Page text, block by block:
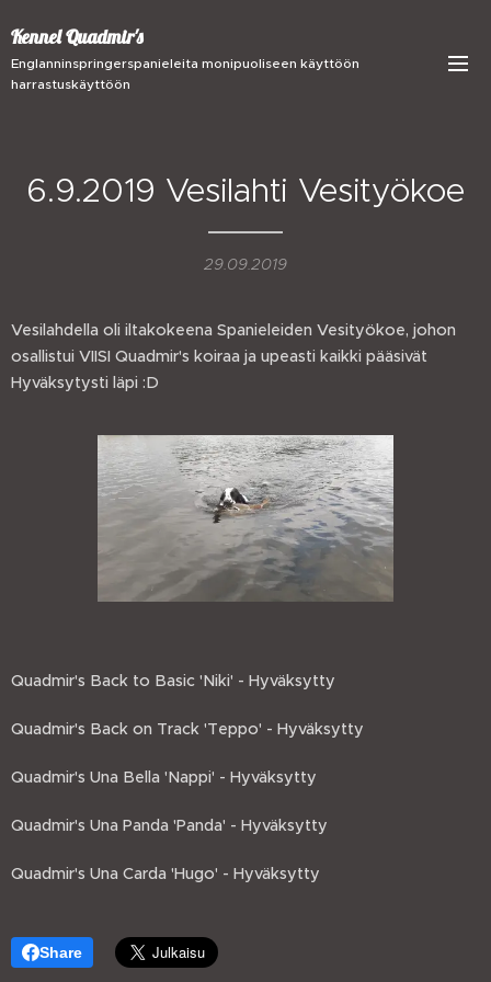
Kennel Quadmir's
Englanninspringerspanieleita monipuoliseen käyttöön
harrastuskäyttöön
6.9.2019 Vesilahti Vesityökoe
29.09.2019
Vesilahdella oli iltakokeena Spanieleiden Vesityökoe, johon
osallistui VIISI Quadmir's koiraa ja upeasti kaikki pääsivät
Hyväksytysti läpi :D
Quadmir's Back to Basic 'Niki' - Hyväksytty
Quadmir's Back on Track 'Teppo' - Hyväksytty
Quadmir's Una Bella 'Nappi' - Hyväksytty
Quadmir's Una Panda 'Panda' - Hyväksytty
Quadmir's Una Carda 'Hugo' - Hyväksytty
Share